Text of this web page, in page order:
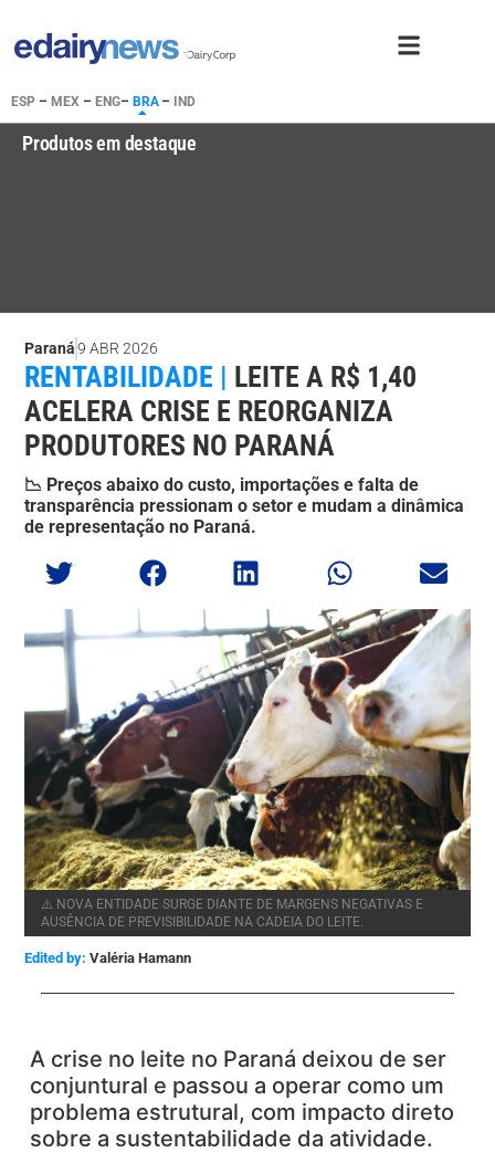
ESP – MEX – ENG– BRA– IND
Produtos em destaque
Paraná 9 ABR 2026
RENTABILIDADE | LEITE A R$ 1,40
ACELERA CRISE E REORGANIZA
PRODUTORES NO PARANÁ
📉 Preços abaixo do custo, importações e falta de
transparência pressionam o setor e mudam a dinâmica
de representação no Paraná.
⚠️ NOVA ENTIDADE SURGE DIANTE DE MARGENS NEGATIVAS E
AUSÊNCIA DE PREVISIBILIDADE NA CADEIA DO LEITE.
Edited by: Valéria Hamann
A crise no leite no Paraná deixou de ser
conjuntural e passou a operar como um
problema estrutural, com impacto direto
sobre a sustentabilidade da atividade.